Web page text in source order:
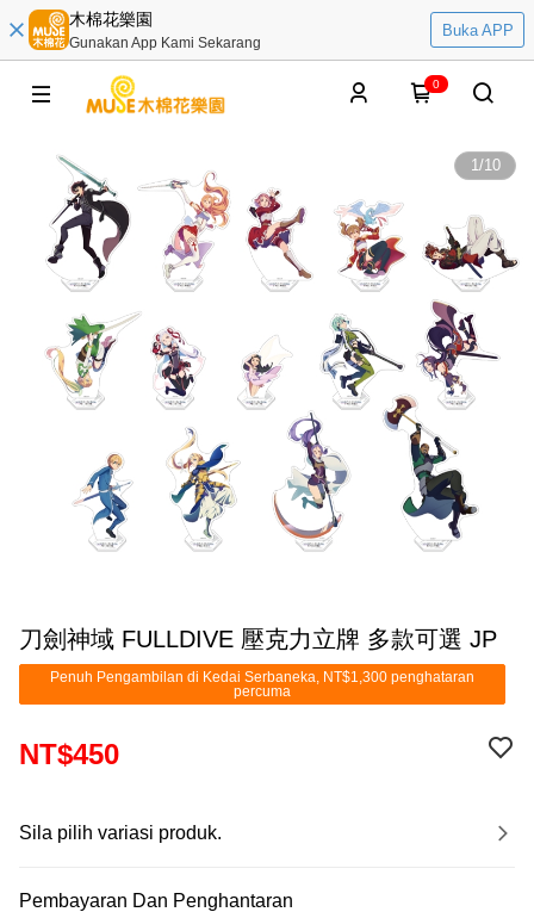
木棉花樂園
Gunakan App Kami Sekarang
Buka APP
0
1/10
刀劍神域 FULLDIVE 壓克力立牌 多款可選 JP
Penuh Pengambilan di Kedai Serbaneka, NT$1,300 penghataran
percuma
NT$450
Sila pilih variasi produk.
Pembayaran Dan Penghantaran